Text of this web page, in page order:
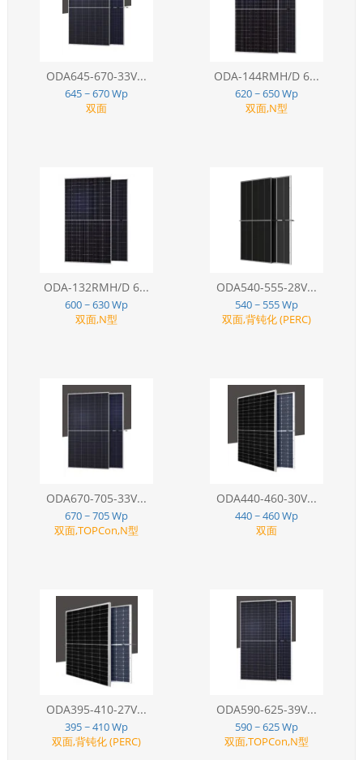
ODA645-670-33V...
645 ~ 670 Wp
双面
ODA-144RMH/D 6...
620 ~ 650 Wp
双面,N型
ODA-132RMH/D 6...
600 ~ 630 Wp
双面,N型
ODA540-555-28V...
540 ~ 555 Wp
双面,背钝化 (PERC)
ODA670-705-33V...
670 ~ 705 Wp
双面,TOPCon,N型
ODA440-460-30V...
440 ~ 460 Wp
双面
ODA395-410-27V...
395 ~ 410 Wp
双面,背钝化 (PERC)
ODA590-625-39V...
590 ~ 625 Wp
双面,TOPCon,N型